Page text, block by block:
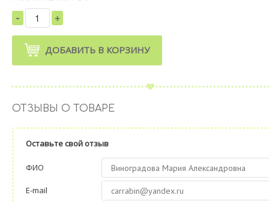
- 1 +
ДОБАВИТЬ В КОРЗИНУ
ОТЗЫВЫ О ТОВАРЕ
Оставьте свой отзыв
ФИО
E-mail